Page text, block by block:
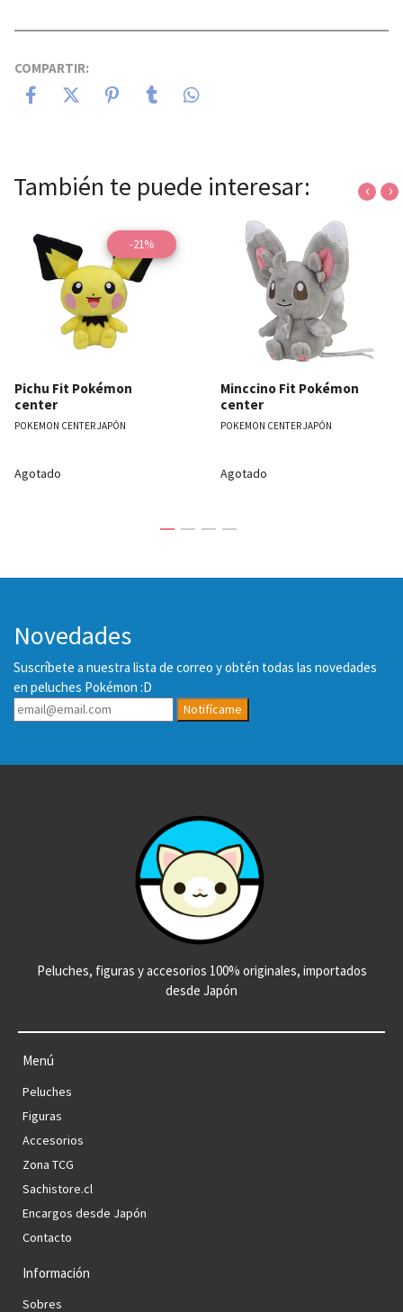
COMPARTIR:
También te puede interesar:
-21%
Pichu Fit Pokémon
center
POKEMON CENTER JAPÓN
Agotado
Minccino Fit Pokémon
center
POKEMON CENTER JAPÓN
Agotado
‹ ›
Novedades
Suscríbete a nuestra lista de correo y obtén todas las novedades
en peluches Pokémon :D
Notifícame
Peluches, figuras y accesorios 100% originales, importados
desde Japón
Menú
Peluches
Figuras
Accesorios
Zona TCG
Sachistore.cl
Encargos desde Japón
Contacto
Información
Sobres